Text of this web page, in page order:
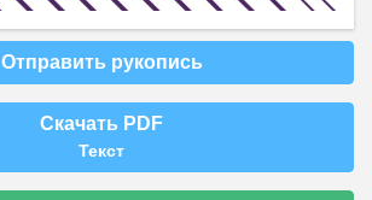
Отправить рукопись
Скачать PDF
Текст